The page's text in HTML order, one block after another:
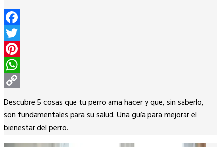
Facebook
Twitter
Pinterest
WhatsApp
Copy
Link
Descubre 5 cosas que tu perro ama hacer y que, sin saberlo,
son fundamentales para su salud. Una guía para mejorar el
bienestar del perro.